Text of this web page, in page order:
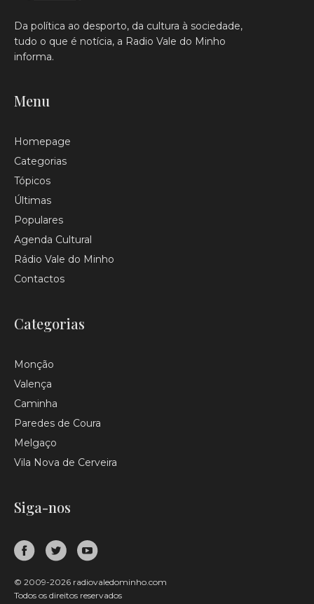
Da política ao desporto, da cultura à sociedade,
tudo o que é notícia, a Radio Vale do Minho
informa.
Menu
Homepage
Categorias
Tópicos
Últimas
Populares
Agenda Cultural
Rádio Vale do Minho
Contactos
Categorias
Monção
Valença
Caminha
Paredes de Coura
Melgaço
Vila Nova de Cerveira
Siga-nos
© 2009-2026 radiovaledominho.com
Todos os direitos reservados